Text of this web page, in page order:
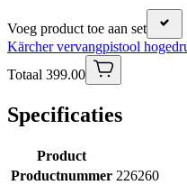
Voeg product toe aan set
Kärcher vervangpistool
Totaal 399.00
Specificaties
Product
Productnummer 226260